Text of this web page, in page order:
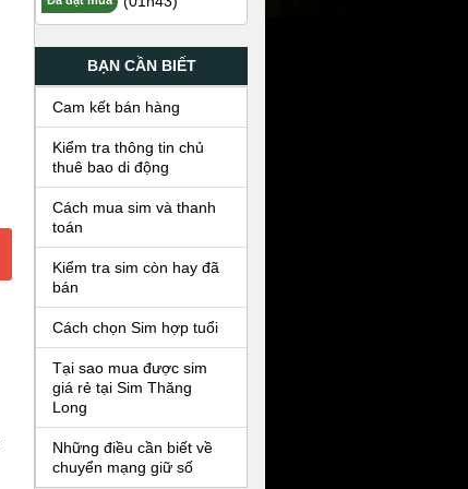
BẠN CẦN BIẾT
Cam kết bán hàng
Kiểm tra thông tin chủ
thuê bao di động
Cách mua sim và thanh
toán
Kiểm tra sim còn hay đã
bán
Cách chọn Sim hợp tuổi
Tại sao mua được sim
giá rẻ tại Sim Thăng
Long
Những điều cần biết về
chuyển mạng giữ số